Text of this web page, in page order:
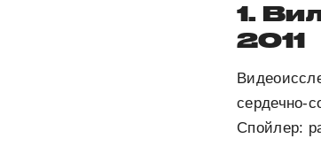
1.
2011
сердечно-
Спойлер: